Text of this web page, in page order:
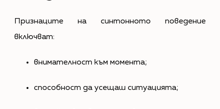
Признаците на синтонното поведение
включват:
внимателност към момента;
способност да усещаш ситуацията;